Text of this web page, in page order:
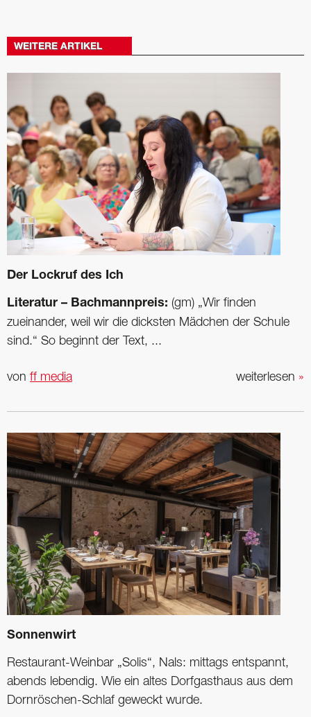
WEITERE ARTIKEL
Der Lockruf des Ich
Literatur – Bachmannpreis: (gm) „Wir finden
zueinander, weil wir die dicksten Mädchen der Schule
sind.“ So beginnt der Text, ...
weiterlesen »
von ff media
Sonnenwirt
Restaurant-Weinbar „Solis“, Nals: mittags entspannt,
abends lebendig. Wie ein altes Dorfgasthaus aus dem
Dornröschen-Schlaf geweckt wurde.